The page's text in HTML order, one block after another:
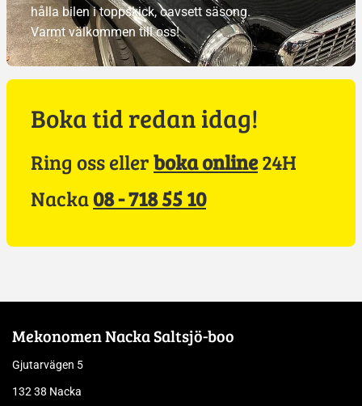
hålla bilen i toppskick, oavsett säsong.
Varmt välkommen till oss!
Boka tid redan idag!
Ring oss ellerboka online24H
Nacka08 - 718 55 10
Mekonomen Nacka Saltsjö-boo
Gjutarvägen 5
132 38 Nacka